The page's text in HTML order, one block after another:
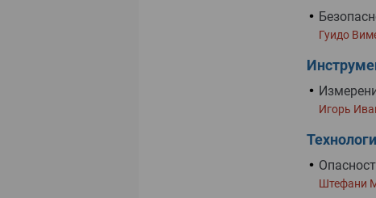
Гуидо
Игорь
Штефани